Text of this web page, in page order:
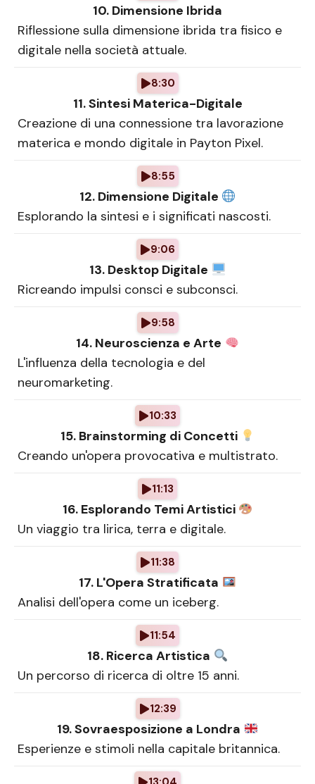
10. Dimensione Ibrida
Riflessione sulla dimensione ibrida tra fisico e
digitale nella società attuale.
8:30
11. Sintesi Materica-Digitale
Creazione di una connessione tra lavorazione
materica e mondo digitale in Payton Pixel.
8:55
12. Dimensione Digitale
Esplorando la sintesi e i significati nascosti.
9:06
13. Desktop Digitale
Ricreando impulsi consci e subconsci.
9:58
14. Neuroscienza e Arte
L'influenza della tecnologia e del
neuromarketing.
10:33
15. Brainstorming di Concetti
Creando un'opera provocativa e multistrato.
11:13
16. Esplorando Temi Artistici
Un viaggio tra lirica, terra e digitale.
11:38
17. L'Opera Stratificata
Analisi dell'opera come un iceberg.
11:54
18. Ricerca Artistica
Un percorso di ricerca di oltre 15 anni.
12:39
19. Sovraesposizione a Londra
Esperienze e stimoli nella capitale britannica.